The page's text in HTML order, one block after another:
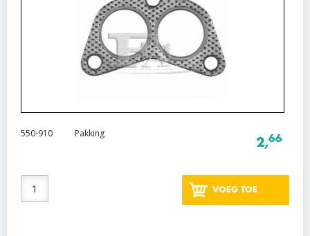
550-910 Pakking
2,66
VOEG TOE